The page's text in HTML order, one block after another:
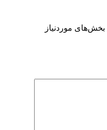
بخش‌های موردنیاز